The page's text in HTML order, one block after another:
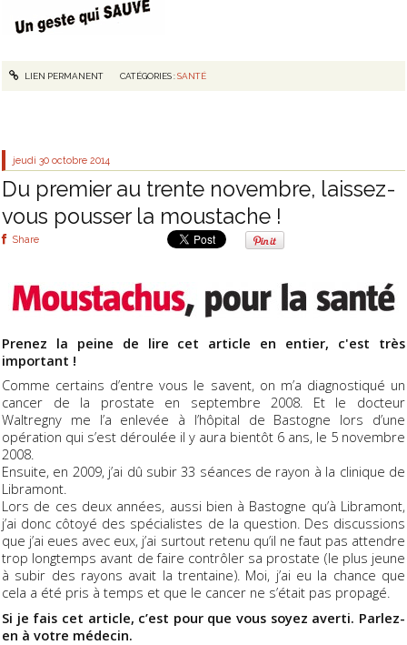
LIEN PERMANENT CATÉGORIES :SANTÉ
jeudi 30 octobre 2014
Du premier au trente novembre, laissez-
vous pousser la moustache !
Share
Prenez la peine de lire cet article en entier, c'est très
important !
Comme certains d’entre vous le savent, on m’a diagnostiqué un
cancer de la prostate en septembre 2008. Et le docteur
Waltregny me l’a enlevée à l’hôpital de Bastogne lors d’une
opération qui s’est déroulée il y aura bientôt 6 ans, le 5 novembre
2008.
Ensuite, en 2009, j’ai dû subir 33 séances de rayon à la clinique de
Libramont.
Lors de ces deux années, aussi bien à Bastogne qu’à Libramont,
j’ai donc côtoyé des spécialistes de la question. Des discussions
que j’ai eues avec eux, j’ai surtout retenu qu’il ne faut pas attendre
trop longtemps avant de faire contrôler sa prostate (le plus jeune
à subir des rayons avait la trentaine). Moi, j’ai eu la chance que
cela a été pris à temps et que le cancer ne s’était pas propagé.
Si je fais cet article, c’est pour que vous soyez averti. Parlez-
en à votre médecin.